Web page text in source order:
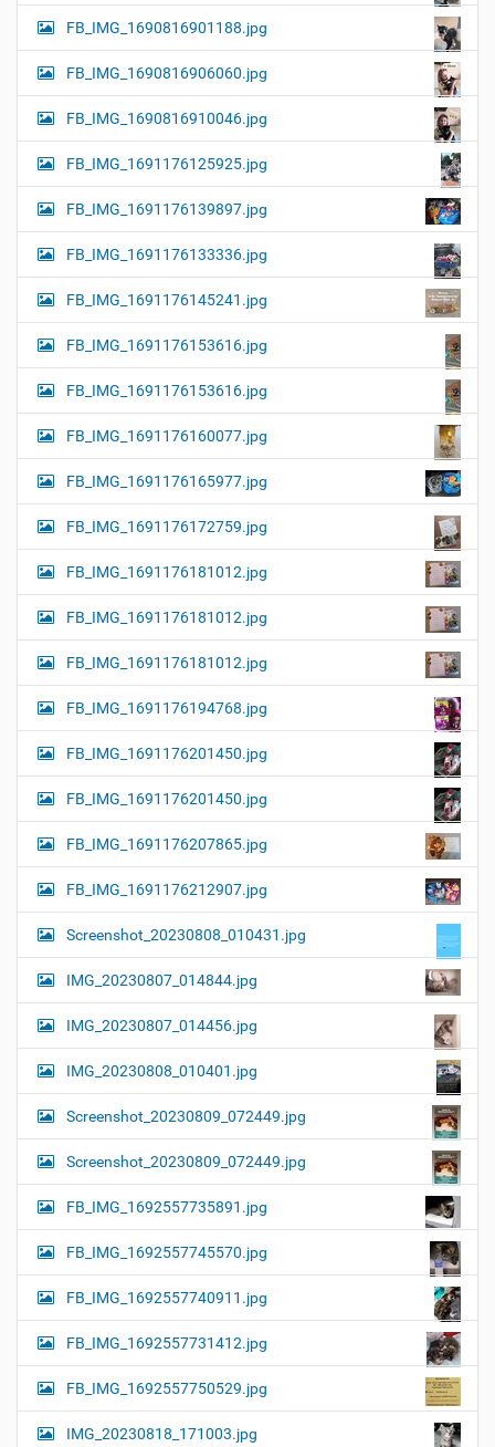
FB_IMG_1690816901188.jpg
FB_IMG_1690816906060.jpg
FB_IMG_1690816910046.jpg
FB_IMG_1691176125925.jpg
FB_IMG_1691176139897.jpg
FB_IMG_1691176133336.jpg
FB_IMG_1691176145241.jpg
FB_IMG_1691176153616.jpg
FB_IMG_1691176153616.jpg
FB_IMG_1691176160077.jpg
FB_IMG_1691176165977.jpg
FB_IMG_1691176172759.jpg
FB_IMG_1691176181012.jpg
FB_IMG_1691176181012.jpg
FB_IMG_1691176181012.jpg
FB_IMG_1691176194768.jpg
FB_IMG_1691176201450.jpg
FB_IMG_1691176201450.jpg
FB_IMG_1691176207865.jpg
FB_IMG_1691176212907.jpg
Screenshot_20230808_010431.jpg
IMG_20230807_014844.jpg
IMG_20230807_014456.jpg
IMG_20230808_010401.jpg
Screenshot_20230809_072449.jpg
Screenshot_20230809_072449.jpg
FB_IMG_1692557735891.jpg
FB_IMG_1692557745570.jpg
FB_IMG_1692557740911.jpg
FB_IMG_1692557731412.jpg
FB_IMG_1692557750529.jpg
IMG_20230818_171003.jpg